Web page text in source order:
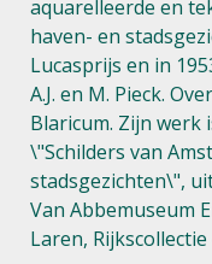
aquarelleerde en
haven- en
Lucasprijs en in
A.J. en M. Pieck.
Blaricum. Zijn
\"Schilders van
stadsgezichten\",
Van Abbemuseum
Laren, Rijkscollectie